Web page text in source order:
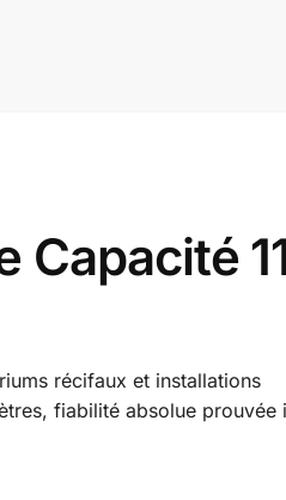
Capacité
récifaux et installations
fiabilité absolue prouvée